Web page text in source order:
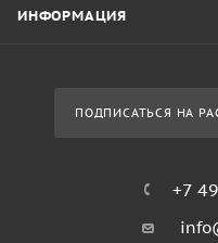
ИНФОРМАЦИЯ
ПОДПИСАТЬСЯ НА
+7